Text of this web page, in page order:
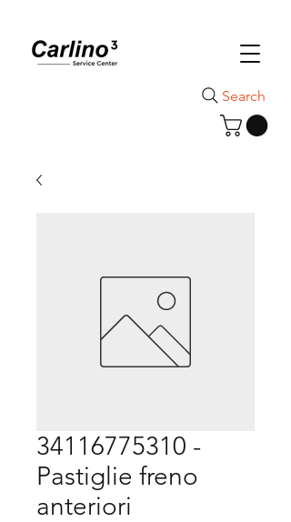
Search
34116775310 -
Pastiglie freno
anteriori